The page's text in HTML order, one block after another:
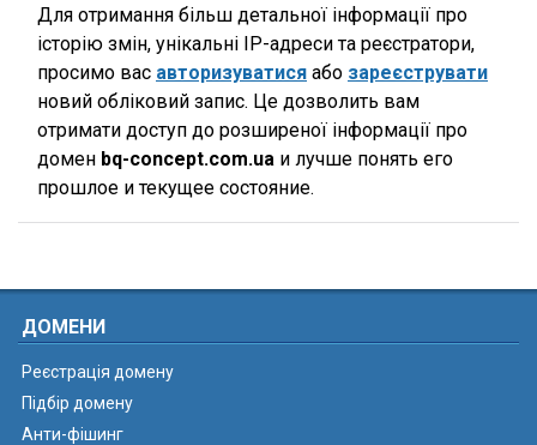
Для отримання більш детальної інформації про
історію змін, унікальні IP-адреси та реєстратори,
просимо вас авторизуватися або зареєструвати
новий обліковий запис. Це дозволить вам
отримати доступ до розширеної інформації про
домен bq-concept.com.ua и лучше понять его
прошлое и текущее состояние.
ДОМЕНИ
Реєстрація домену
Підбір домену
Анти-фішинг